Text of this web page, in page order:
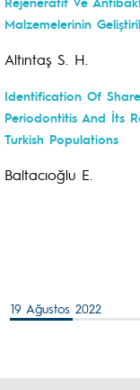
Malzemelerinin
Altıntaş S. H.
Identification Of
Periodontitis And İts
Turkish Populations
Baltacıoğlu E.
19 Ağustos 2022